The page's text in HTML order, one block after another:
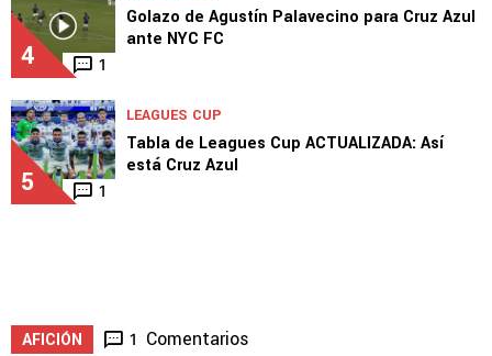
4 1
Golazo de Agustín Palavecino para Cruz Azul
ante NYC FC
5 1
LEAGUES CUP
Tabla de Leagues Cup ACTUALIZADA: Así
está Cruz Azul
AFICIÓN 1 Comentarios